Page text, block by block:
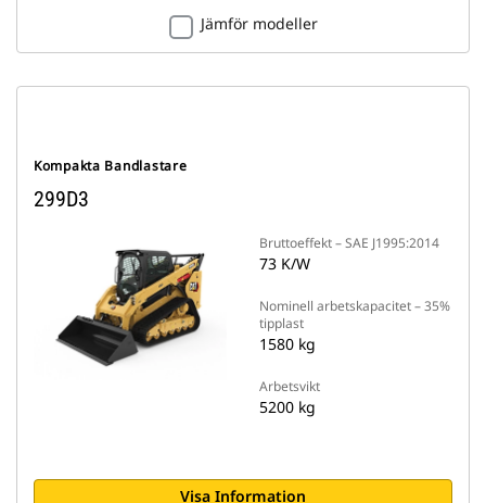
Jämför modeller
Kompakta Bandlastare
299D3
Bruttoeffekt – SAE J1995:2014
73 K/W
Nominell arbetskapacitet – 35%
tipplast
1580 kg
Arbetsvikt
5200 kg
Visa Information